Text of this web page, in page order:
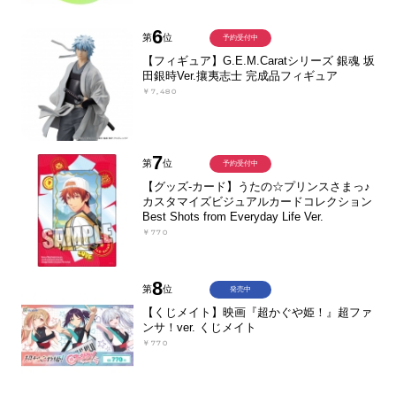
第6位
【フィギュア】G.E.M.Caratシリーズ 銀魂 坂
田銀時Ver.攘夷志士 完成品フィギュア
￥7,480
予約受付中
第7位
【グッズ-カード】うたの☆プリンスさまっ♪
カスタマイズビジュアルカードコレクション
Best Shots from Everyday Life Ver.
￥770
予約受付中
第8位
【くじメイト】映画『超かぐや姫！』超ファ
ンサ！ver. くじメイト
￥770
発売中